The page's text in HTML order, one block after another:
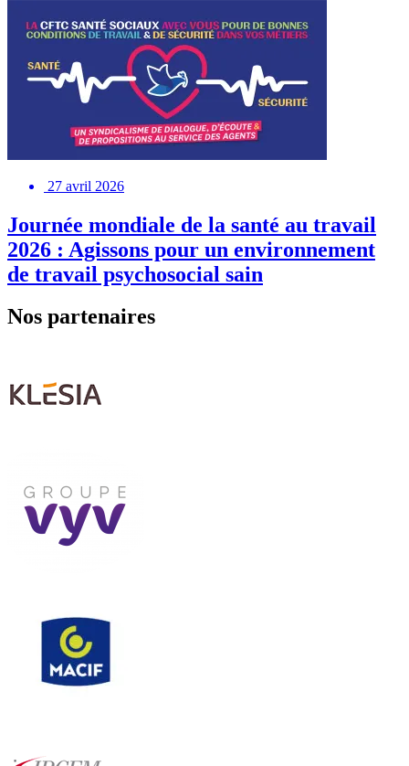
27 avril 2026
Journée mondiale de la santé au travail
2026 : Agissons pour un environnement
de travail psychosocial sain
Nos partenaires